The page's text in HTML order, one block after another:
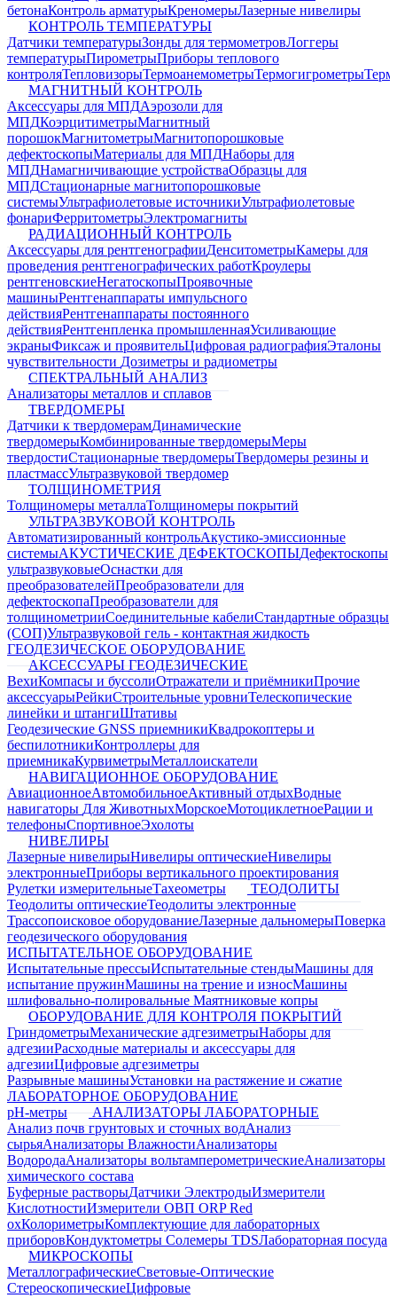
бетонаКонтроль арматурыКреномерыЛазерные нивелиры
КОНТРОЛЬ ТЕМПЕРАТУРЫ
Датчики температурыЗонды для термометровЛоггеры
температурыПирометрыПриборы теплового
контроляТепловизорыТермоанемометрыТермогигрометры
МАГНИТНЫЙ КОНТРОЛЬ
Аксессуары для МПДАэрозоли для
МПДКоэрцитиметрыМагнитный
порошокМагнитометрыМагнитопорошковые
дефектоскопыМатериалы для МПДНаборы для
МПДНамагничивающие устройстваОбразцы для
МПДСтационарные магнитопорошковые
системыУльтрафиолетовые источникиУльтрафиолетовые
фонариФерритометрыЭлектромагниты
РАДИАЦИОННЫЙ КОНТРОЛЬ
Аксессуары для рентгенографииДенситометрыКамеры для
проведения рентгенографических работКроулеры
рентгеновскиеНегатоскопыПроявочные
машиныРентгенаппараты импульсного
действияРентгенаппараты постоянного
действияРентгенпленка промышленнаяУсиливающие
экраныФиксаж и проявительЦифровая радиографияЭталоны
чувствительности Дозиметры и радиометры
СПЕКТРАЛЬНЫЙ АНАЛИЗ
Анализаторы металлов и сплавов
ТВЕРДОМЕРЫ
Датчики к твердомерамДинамические
твердомерыКомбинированные твердомерыМеры
твердостиСтационарные твердомерыТвердомеры резины и
пластмассУльтразвуковой твердомер
ТОЛЩИНОМЕТРИЯ
Толщиномеры металлаТолщиномеры покрытий
УЛЬТРАЗВУКОВОЙ КОНТРОЛЬ
Автоматизированный контрольАкустико-эмиссионные
системыАКУСТИЧЕСКИЕ ДЕФЕКТОСКОПЫДефектоскопы
ультразвуковыеОснастки для
преобразователейПреобразователи для
дефектоскопаПреобразователи для
толщинометрииСоединительные кабелиСтандартные образцы
(СОП)Ультразвуковой гель - контактная жидкость
ГЕОДЕЗИЧЕСКОЕ ОБОРУДОВАНИЕ
АКСЕССУАРЫ ГЕОДЕЗИЧЕСКИЕ
ВехиКомпасы и буссолиОтражатели и приёмникиПрочие
аксессуарыРейкиСтроительные уровниТелескопические
линейки и штангиШтативы
Геодезические GNSS приемникиКвадрокоптеры и
беспилотникиКонтроллеры для
приемникаКурвиметрыМеталлоискатели
НАВИГАЦИОННОЕ ОБОРУДОВАНИЕ
АвиационноеАвтомобильноеАктивный отдыхВодные
навигаторы Для ЖивотныхМорскоеМотоциклетноеРации и
телефоныСпортивноеЭхолоты
НИВЕЛИРЫ
Лазерные нивелирыНивелиры оптическиеНивелиры
электронныеПриборы вертикального проектирования
Рулетки измерительныеТахеометры
ТЕОДОЛИТЫ
Теодолиты оптическиеТеодолиты электронные
Трассопоисковое оборудованиеЛазерные дальномерыПоверка
геодезического оборудования
ИСПЫТАТЕЛЬНОЕ ОБОРУДОВАНИЕ
Испытательные прессыИспытательные стендыМашины для
испытание пружинМашины на трение и износМашины
шлифовально-полировальные Маятниковые копры
ОБОРУДОВАНИЕ ДЛЯ КОНТРОЛЯ ПОКРЫТИЙ
ГриндометрыМеханические адгезиметрыНаборы для
адгезииРасходные материалы и аксессуары для
адгезииЦифровые адгезиметры
Разрывные машиныУстановки на растяжение и сжатие
ЛАБОРАТОРНОЕ ОБОРУДОВАНИЕ
pH-метры
АНАЛИЗАТОРЫ ЛАБОРАТОРНЫЕ
Анализ почв грунтовых и сточных водАнализ
сырьяАнализаторы ВлажностиАнализаторы
ВодородаАнализаторы вольтамперометрическиеАнализаторы
химического состава
Буферные растворыДатчики ЭлектродыИзмерители
КислотностиИзмерители ОВП ORP Red
oxКолориметрыКомплектующие для лабораторных
приборовКондуктометры Солемеры TDSЛабораторная посуда
МИКРОСКОПЫ
МеталлографическиеСветовые-Оптические
СтереоскопическиеЦифровые